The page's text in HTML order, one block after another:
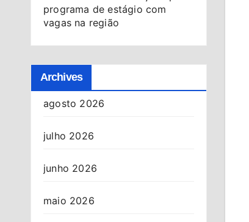
programa de estágio com
vagas na região
Archives
agosto 2026
julho 2026
junho 2026
maio 2026